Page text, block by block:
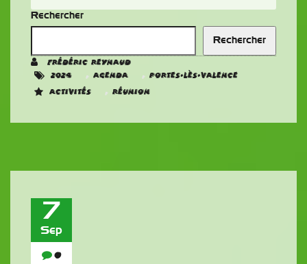
Rechercher
Rechercher
Frédéric REYNAUD
2024
, Agenda , Portes-Lès-Valence
Activités
, Réunion
7
Sep
0